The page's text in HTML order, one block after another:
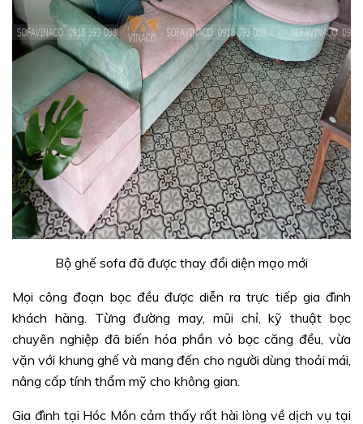
Bộ ghế sofa đã được thay đổi diện mạo mới
Mọi công đoạn bọc đều được diễn ra trực tiếp gia đình
khách hàng. Từng đường may, mũi chỉ, kỹ thuật bọc
chuyên nghiệp đã biến hóa phần vỏ bọc căng đều, vừa
vặn với khung ghế và mang đến cho người dùng thoải mái,
nâng cấp tính thẩm mỹ cho không gian.
Gia đình tại Hóc Môn cảm thấy rất hài lòng về dịch vụ tại